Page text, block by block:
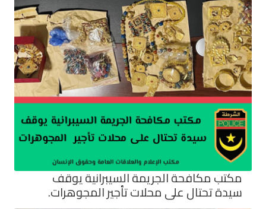
مكتب مكافحة الجريمة السيبرانية يوقف
سيدة تحتال على محلات تأجير المجوهرات.